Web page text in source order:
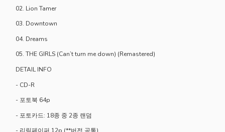
02. Lion Tamer
03. Downtown
04. Dreams
05. THE GIRLS (Can’t turn me down) (Remastered)
DETAIL INFO
- CD-R
- 포토북 64p
- 포토카드: 18종 중 2종 랜덤